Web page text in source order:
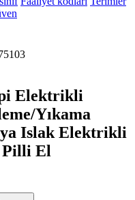
Elektrikli
Yıkama
Islak Elektrikli
Pilli El